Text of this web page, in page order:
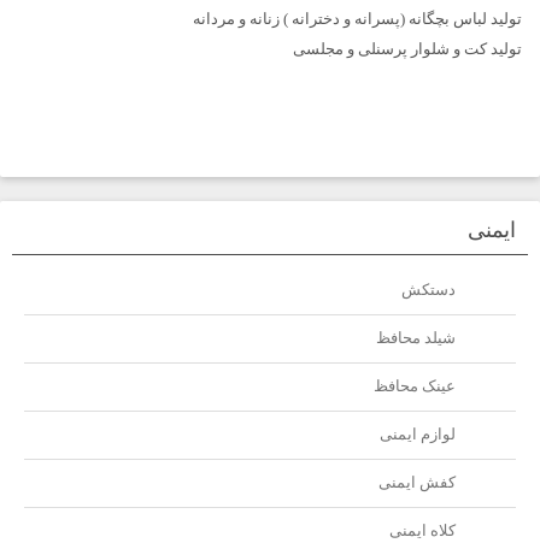
تولید لباس بچگانه (پسرانه و دخترانه ) زنانه و مردانه
تولید کت و شلوار پرسنلی و مجلسی
ایمنی
دستکش
شیلد محافظ
عینک محافظ
لوازم ایمنی
کفش ایمنی
کلاه ایمنی